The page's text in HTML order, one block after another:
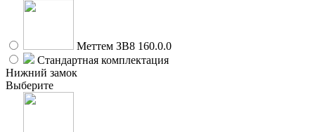
Меттем ЗВ8 160.0.0
Стандартная комплектация
Нижний замок
Выберите